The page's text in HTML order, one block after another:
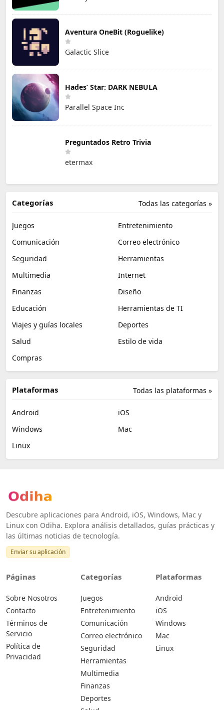
Aventura OneBit (Roguelike)
Galactic Slice
Hades’ Star: DARK NEBULA
Parallel Space Inc
Preguntados Retro Trivia
etermax
Todas las categorías »
Categorías
Juegos
Entretenimiento
Comunicación
Correo electrónico
Seguridad
Herramientas
Multimedia
Internet
Finanzas
Diseño
Educación
Herramientas de TI
Viajes y guías locales
Deportes
Salud
Estilo de vida
Compras
Todas las plataformas »
Plataformas
Android
iOS
Windows
Mac
Linux
Descubre aplicaciones para Android, iOS, Windows, Mac y
Linux con Odiha. Explora análisis detallados, guías prácticas y
las últimas noticias de tecnología.
Enviar su aplicación
Páginas
Sobre Nosotros
Contacto
Términos de
Servicio
Política de
Privacidad
Categorías
Juegos
Entretenimiento
Comunicación
Correo electrónico
Seguridad
Herramientas
Multimedia
Finanzas
Deportes
Plataformas
Android
iOS
Windows
Mac
Linux